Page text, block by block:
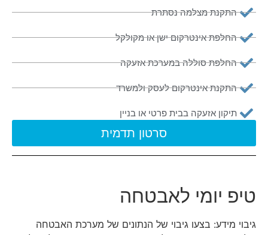
התקנת מצלמה נסתרת
החלפת אינטרקום ישן או מקולקל
החלפת סוללה במערכת אזעקה
התקנת אינטרקום לעסק ולמשרד
תיקון אזעקה בבית פרטי או בניין
סרטון תדמית
טיפ יומי לאבטחה
גיבוי מידע: בצעו גיבוי של הנתונים של מערכת האבטחה